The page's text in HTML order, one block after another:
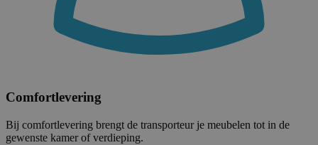
Comfortlevering
Bij comfortlevering brengt de transporteur je meubelen tot in de
gewenste kamer of verdieping.